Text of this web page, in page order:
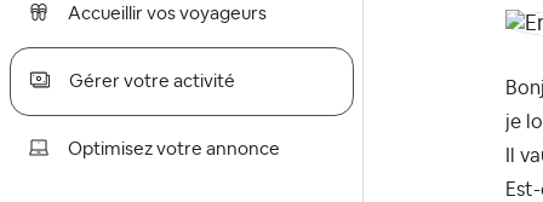
Accueillir vos voyageurs
Gérer votre activité
Optimisez votre annonce
je
Il